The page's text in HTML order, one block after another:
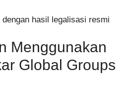
hasil legalisasi resmi
Menggunakan
Global Groups